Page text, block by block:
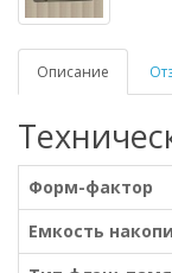
Описание
Форм-фактор
Емкость